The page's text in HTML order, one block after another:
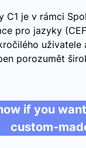
C1 je v rámci
pro jazyky
uživatele
porozumět
if you
custom-